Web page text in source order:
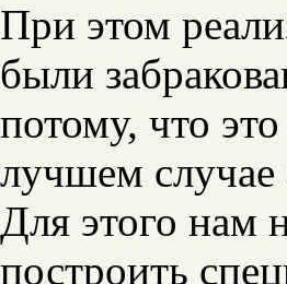
При этом
были
потому, что
лучшем случае
Для этого нам
построить